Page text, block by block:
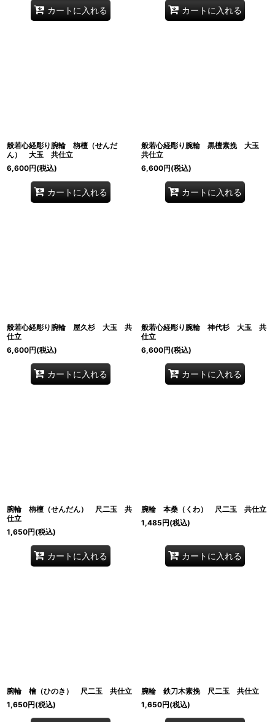
カートに入れる カートに入れる
般若心経彫り腕輪 栴檀（せんだ
ん） 大玉 共仕立
6,600円(税込)
カートに入れる
般若心経彫り腕輪 黒檀素挽 大玉
共仕立
6,600円(税込)
カートに入れる
般若心経彫り腕輪 屋久杉 大玉 共
仕立
6,600円(税込)
カートに入れる
般若心経彫り腕輪 神代杉 大玉 共
仕立
6,600円(税込)
カートに入れる
腕輪 栴檀（せんだん） 尺二玉 共
仕立
1,650円(税込)
カートに入れる
腕輪 本桑（くわ） 尺二玉 共仕立
1,485円(税込)
カートに入れる
腕輪 檜（ひのき） 尺二玉 共仕立
1,650円(税込)
腕輪 鉄刀木素挽 尺二玉 共仕立
1,650円(税込)